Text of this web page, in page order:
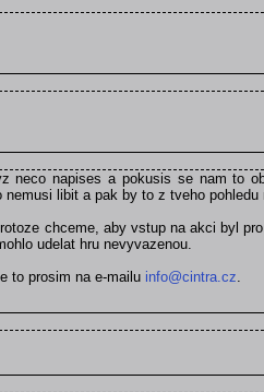
neco napises a pokusis se nam to
libit a pak by to z tveho
chceme, aby vstup na akci byl
udelat hru nevyvazenou.
to prosim na e-mailu info@cintra.cz.